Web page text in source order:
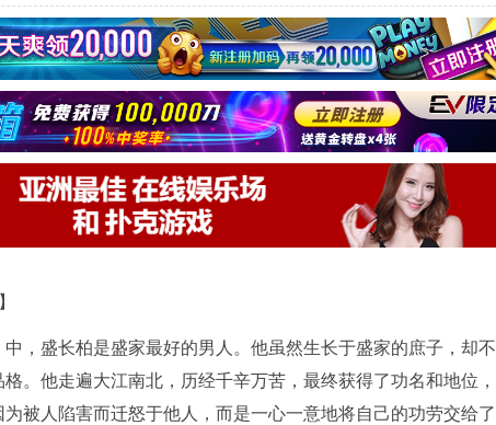
，盛长柏是盛家最好的男人。他虽然生长于盛家的庶子，却不
。他走遍大江南北，历经千辛万苦，最终获得了功名和地位，
被人陷害而迁怒于他人，而是一心一意地将自己的功劳交给了